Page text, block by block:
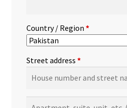
Country / Region *
Street address *